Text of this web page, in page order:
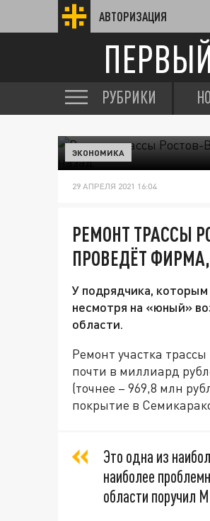
АВТОРИЗАЦИЯ
РУБРИКИ
ЭКОНОМИКА
29 АПРЕЛЯ 2021 16:04
РЕМОНТ ТРАССЫ
ПРОВЕДЁТ
У подрядчика,
несмотря на «юный»
области.
Ремонт участка
почти в миллиард
(точнее – 969,8 млн
покрытие в
Это одна из
наиболее
области поручил